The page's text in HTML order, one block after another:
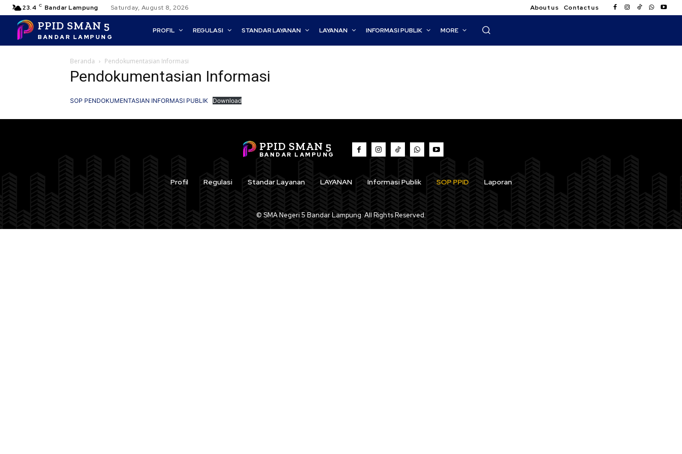
23.4 C Bandar Lampung Saturday, August 8, 2026 About us Contact us
PPID SMAN 5
BANDAR LAMPUNG
PROFIL REGULASI STANDAR LAYANAN LAYANAN INFORMASI PUBLIK MORE
Beranda Pendokumentasian Informasi
Pendokumentasian Informasi
SOP PENDOKUMENTASIAN INFORMASI PUBLIK Download
PPID SMAN 5
BANDAR LAMPUNG
Profil Regulasi Standar Layanan LAYANAN Informasi Publik SOP PPID Laporan
© SMA Negeri 5 Bandar Lampung. All Rights Reserved.